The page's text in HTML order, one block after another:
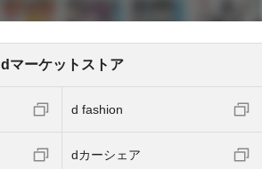
dマーケットストア
d fashion
dカーシェア